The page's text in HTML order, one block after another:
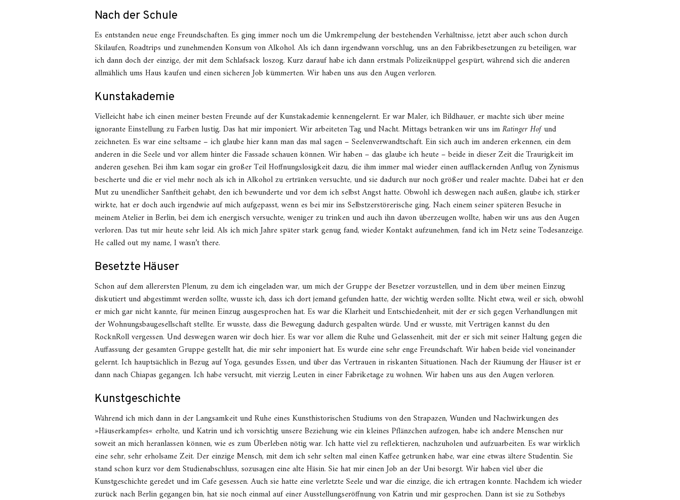
Nach der Schule
Es entstanden neue enge Freundschaften. Es ging immer noch um die Umkrempelung der bestehenden Verhältnisse, jetzt aber auch schon durch
Skilaufen, Roadtrips und zunehmenden Konsum von Alkohol. Als ich dann irgendwann vorschlug, uns an den Fabrikbesetzungen zu beteiligen, war
ich dann doch der einzige, der mit dem Schlafsack loszog. Kurz darauf habe ich dann erstmals Polizeiknüppel gespürt, während sich die anderen
allmählich ums Haus kaufen und einen sicheren Job kümmerten. Wir haben uns aus den Augen verloren.
Kunstakademie
Vielleicht habe ich einen meiner besten Freunde auf der Kunstakademie kennengelernt. Er war Maler, ich Bildhauer, er machte sich über meine
ignorante Einstellung zu Farben lustig. Das hat mir imponiert. Wir arbeiteten Tag und Nacht. Mittags betranken wir uns imRatinger Hofund
zeichneten. Es war eine seltsame – ich glaube hier kann man das mal sagen – Seelenverwandtschaft. Ein sich auch im anderen erkennen, ein dem
anderen in die Seele und vor allem hinter die Fassade schauen können. Wir haben – das glaube ich heute – beide in dieser Zeit die Traurigkeit im
anderen gesehen. Bei ihm kam sogar ein großer Teil Hoffnungslosigkeit dazu, die ihm immer mal wieder einen aufflackernden Anflug von Zynismus
bescherte und die er viel mehr noch als ich in Alkohol zu ertränken versuchte, und sie dadurch nur noch größer und realer machte. Dabei hat er den
Mut zu unendlicher Sanftheit gehabt, den ich bewunderte und vor dem ich selbst Angst hatte. Obwohl ich deswegen nach außen, glaube ich, stärker
wirkte, hat er doch auch irgendwie auf mich aufgepasst, wenn es bei mir ins Selbstzerstörerische ging. Nach einem seiner späteren Besuche in
meinem Atelier in Berlin, bei dem ich energisch versuchte, weniger zu trinken und auch ihn davon überzeugen wollte, haben wir uns aus den Augen
verloren. Das tut mir heute sehr leid. Als ich mich Jahre später stark genug fand, wieder Kontakt aufzunehmen, fand ich im Netz seine Todesanzeige.
He called out my name, I wasn’t there.
Besetzte Häuser
Schon auf dem allerersten Plenum, zu dem ich eingeladen war, um mich der Gruppe der Besetzer vorzustellen, und in dem über meinen Einzug
diskutiert und abgestimmt werden sollte, wusste ich, dass ich dort jemand gefunden hatte, der wichtig werden sollte. Nicht etwa, weil er sich, obwohl
er mich gar nicht kannte, für meinen Einzug ausgesprochen hat. Es war die Klarheit und Entschiedenheit, mit der er sich gegen Verhandlungen mit
der Wohnungsbaugesellschaft stellte. Er wusste, dass die Bewegung dadurch gespalten würde. Und er wusste, mit Verträgen kannst du den
RocknRoll vergessen. Und deswegen waren wir doch hier. Es war vor allem die Ruhe und Gelassenheit, mit der er sich mit seiner Haltung gegen die
Auffassung der gesamten Gruppe gestellt hat, die mir sehr imponiert hat. Es wurde eine sehr enge Freundschaft. Wir haben beide viel voneinander
gelernt. Ich hauptsächlich in Bezug auf Yoga, gesundes Essen, und über das Vertrauen in riskanten Situationen. Nach der Räumung der Häuser ist er
dann nach Chiapas gegangen. Ich habe versucht, mit vierzig Leuten in einer Fabriketage zu wohnen. Wir haben uns aus den Augen verloren.
Kunstgeschichte
Während ich mich dann in der Langsamkeit und Ruhe eines Kunsthistorischen Studiums von den Strapazen, Wunden und Nachwirkungen des
»Häuserkampfes« erholte, und Katrin und ich vorsichtig unsere Beziehung wie ein kleines Pflänzchen aufzogen, habe ich andere Menschen nur
soweit an mich heranlassen können, wie es zum Überleben nötig war. Ich hatte viel zu reflektieren, nachzuholen und aufzuarbeiten. Es war wirklich
eine sehr, sehr erholsame Zeit. Der einzige Mensch, mit dem ich sehr selten mal einen Kaffee getrunken habe, war eine etwas ältere Studentin. Sie
stand schon kurz vor dem Studienabschluss, sozusagen eine alte Häsin. Sie hat mir einen Job an der Uni besorgt. Wir haben viel über die
Kunstgeschichte geredet und im Cafe gesessen. Auch sie hatte eine verletzte Seele und war die einzige, die ich ertragen konnte. Nachdem ich wieder
zurück nach Berlin gegangen bin, hat sie noch einmal auf einer Ausstellungseröffnung von Katrin und mir gesprochen. Dann ist sie zu Sothebys